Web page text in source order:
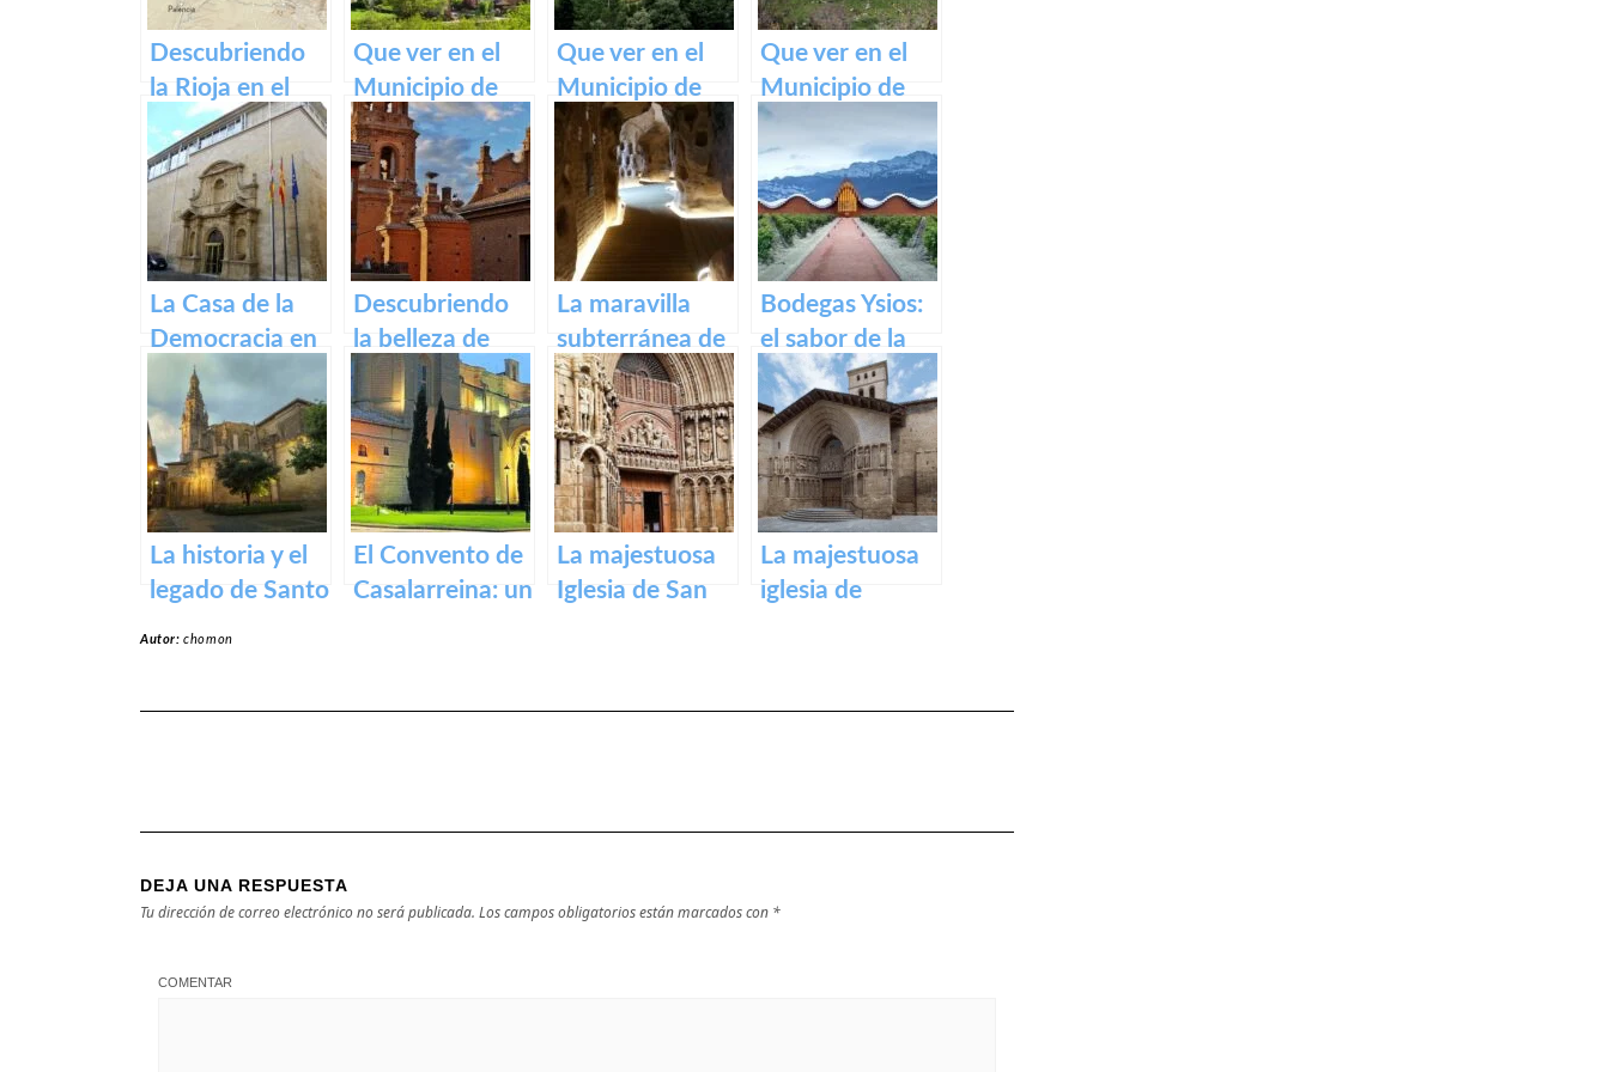
Descubriendo
la Rioja en el
Camino de
Santiago
Francés
Que ver en el
Municipio de
Ventrosa de La
Rioja
Que ver en el
Municipio de
Lumbreras de
Cameros de La
Rioja
Que ver en el
Municipio de
Gallinero de
Cameros de La
Rioja
La Casa de la
Democracia en
Logroño: El
Parlamento de
La Rioja
Descubriendo
la belleza de
Alfaro: un
recorrido por el
pueblo riojano
La maravilla
subterránea de
Arnedo: La
cueva de los
cien pilares
Bodegas Ysios:
el sabor de la
excelencia en
vinos
La historia y el
legado de Santo
El Convento de
Casalarreina: un
La majestuosa
Iglesia de San
La majestuosa
iglesia de
Autor:chomon
DEJA UNA RESPUESTA
Tu dirección de correo electrónico no será publicada. Los campos obligatorios están marcados con *
COMENTAR